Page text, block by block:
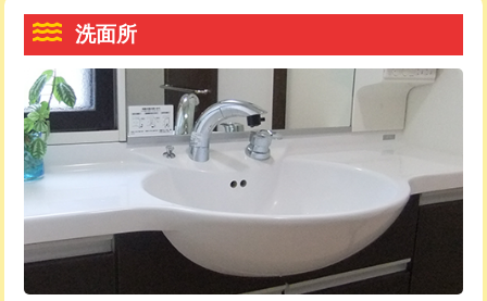
追加人工
廃棄・処分 現場見積
※給水管工事は20mmまでの価格です。
め込み）)
給水管工事※（土の掘削・埋め戻し作
業)
11,000円
給水管工事※（塩ビ管（VP・HI）使
用/3ｍまで)
33,000円
給水管工事※（塩ビ管（VP・HI）使
用（追加）/3ｍ超え)
給水管工事※（ライニング鋼管・銅
管・ポリ管・HT管使用/3ｍまで)
44,000円
トーラー機使用/3mまで
追加トーラー機使用/3m超え +3,300円
カメラ調査 33,000円
桝清掃
止水・漏水調査・防水処理・清掃・修
理・調整・分解・加工など（軽作業）
11,000円
止水・漏水調査・防水処理・清掃・修
22,000円
洗面所